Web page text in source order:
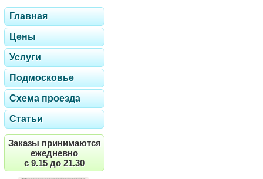
Главная
Цены
Услуги
Подмосковье
Схема проезда
Статьи
Заказы принимаются
ежедневно
с 9.15 до 21.30